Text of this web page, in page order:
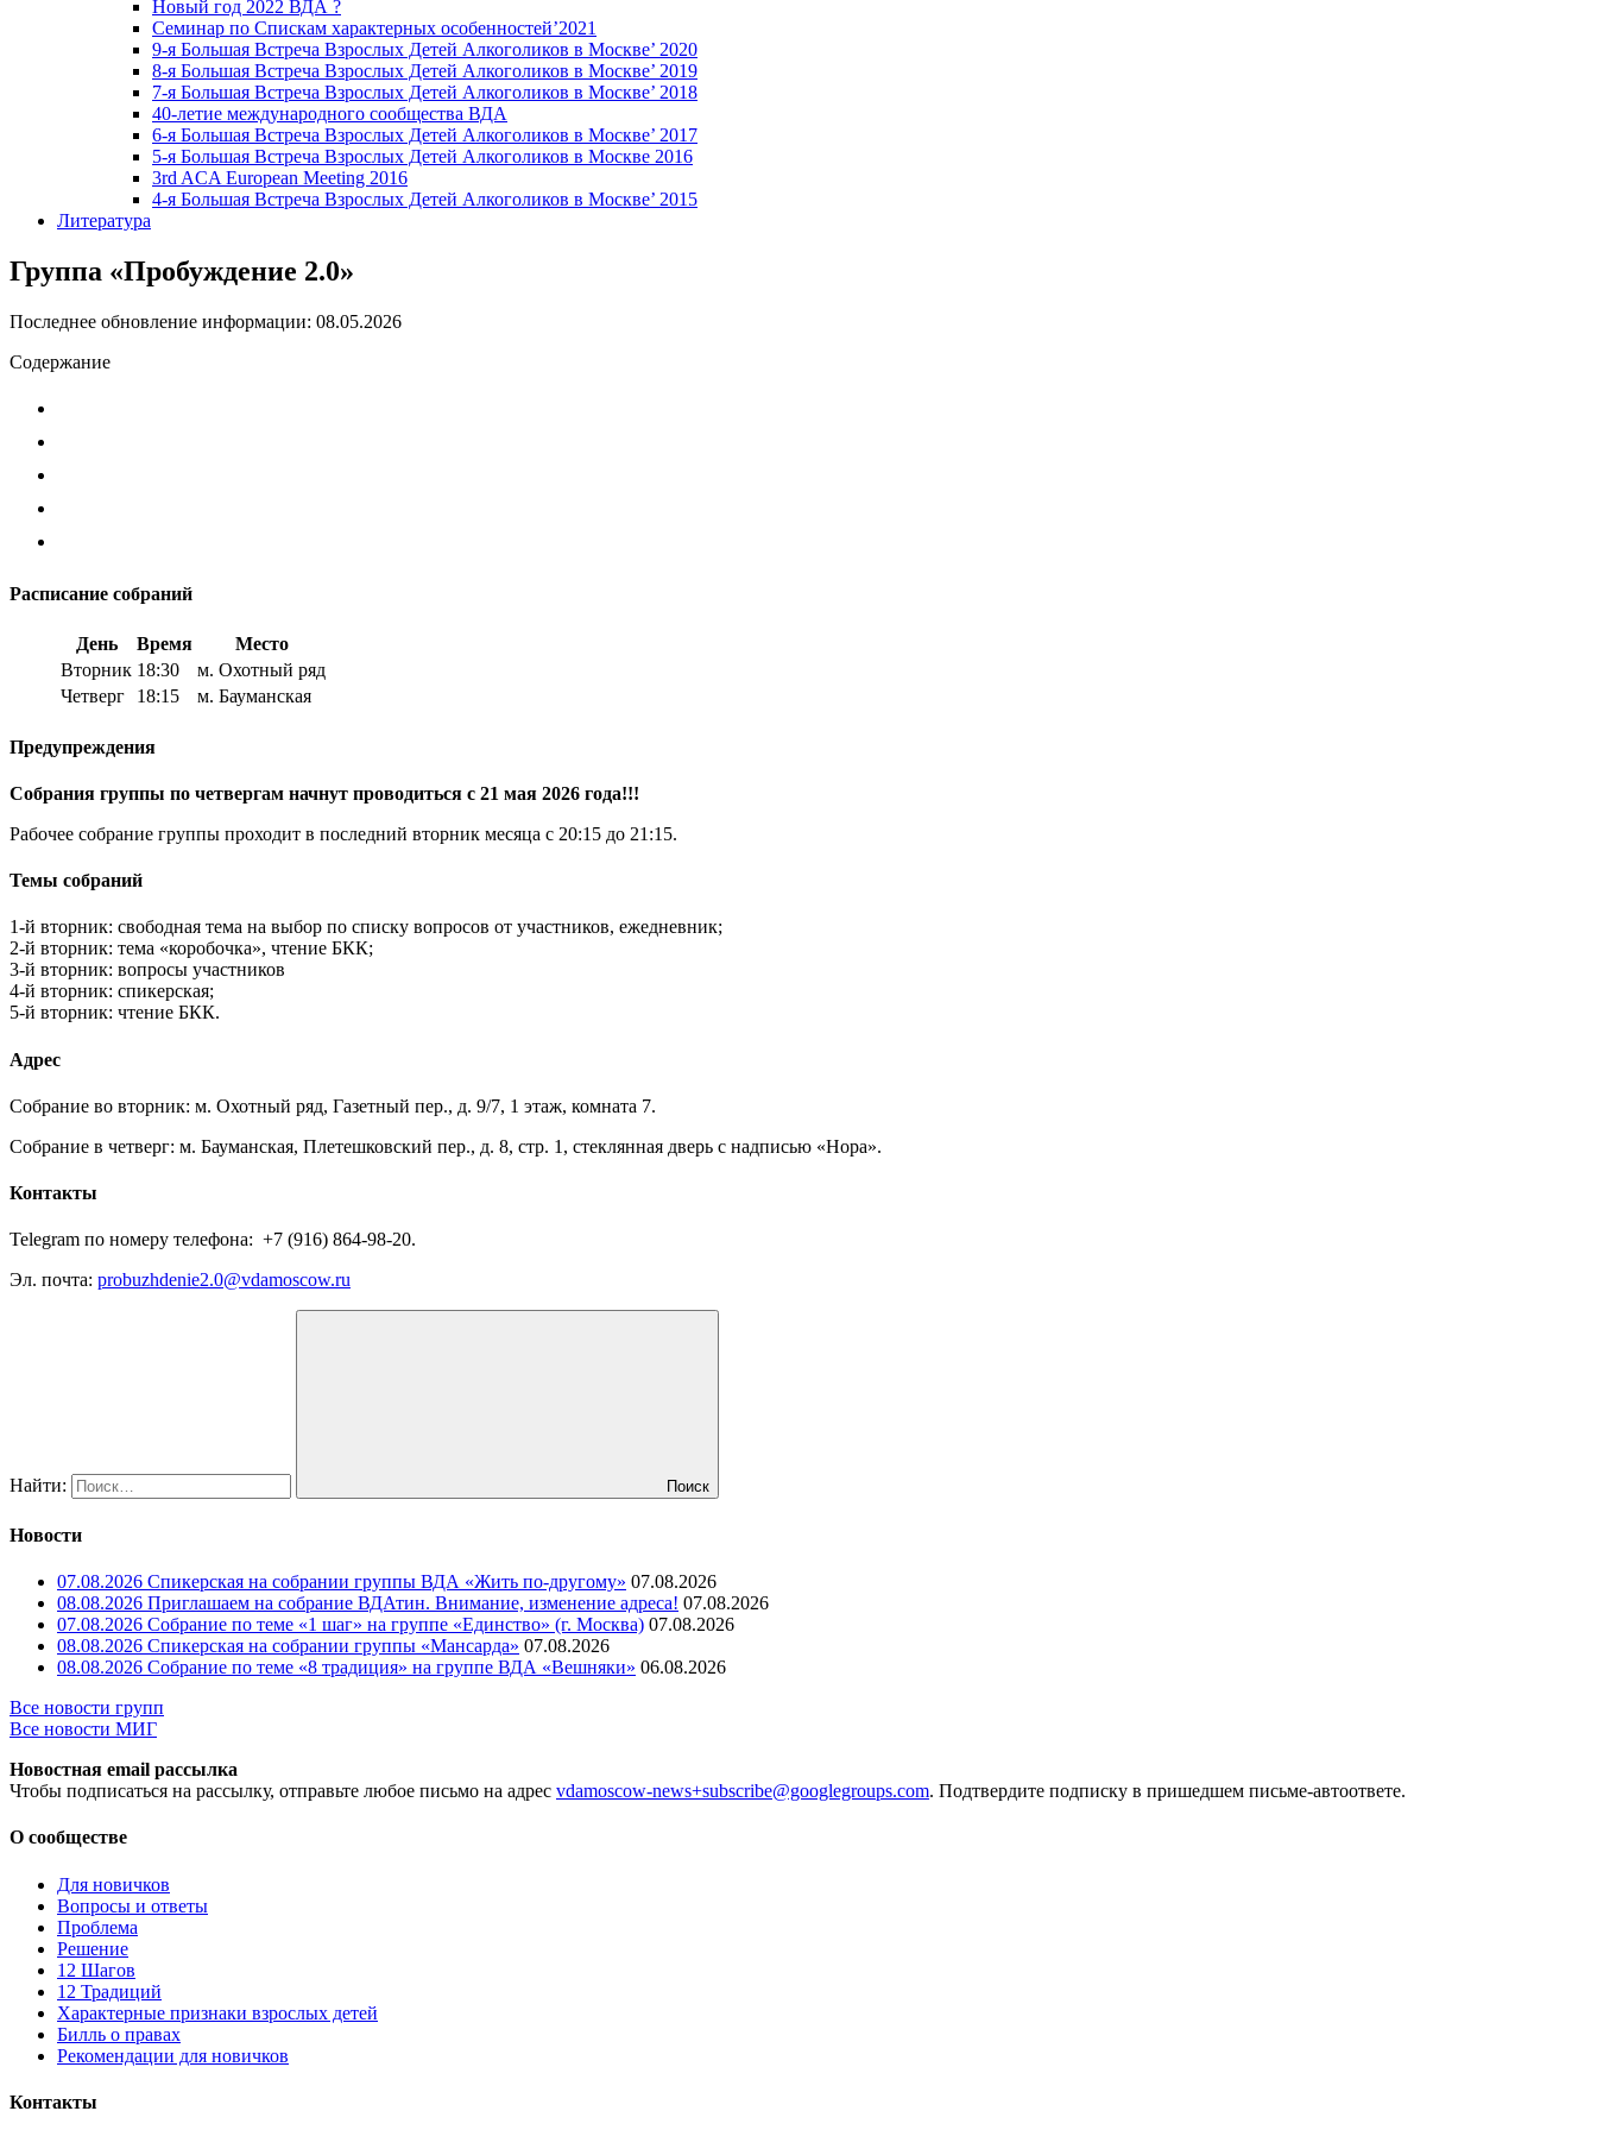
Новый год 2022 ВДА ?
Семинар по Спискам характерных особенностей’2021
9-я Большая Встреча Взрослых Детей Алкоголиков в Москве’ 2020
8-я Большая Встреча Взрослых Детей Алкоголиков в Москве’ 2019
7-я Большая Встреча Взрослых Детей Алкоголиков в Москве’ 2018
40-летие международного сообщества ВДА
6-я Большая Встреча Взрослых Детей Алкоголиков в Москве’ 2017
5-я Большая Встреча Взрослых Детей Алкоголиков в Москве 2016
3rd ACA European Meeting 2016
4-я Большая Встреча Взрослых Детей Алкоголиков в Москве’ 2015
Литература
Группа «Пробуждение 2.0»
Последнее обновление информации: 08.05.2026
Содержание
Расписание собраний
День Время
Место
Вторник 18:30
м. Охотный ряд
Четверг
18:15 м. Бауманская
Предупреждения
Собрания группы по четвергам начнут проводиться с 21 мая 2026 года!!!
Рабочее собрание группы проходит в последний вторник месяца с 20:15 до 21:15.
Темы собраний
1-й вторник: свободная тема на выбор по списку вопросов от участников, ежедневник;
2-й вторник: тема «коробочка», чтение БКК;
3-й вторник: вопросы участников
4-й вторник: спикерская;
5-й вторник: чтение БКК.
Адрес
Собрание во вторник: м. Охотный ряд, Газетный пер., д. 9/7, 1 этаж, комната 7.
Собрание в четверг: м. Бауманская, Плетешковский пер., д. 8, стр. 1, стеклянная дверь с надписью «Нора».
Контакты
Telegram по номеру телефона: ‪ +7 (916) 864-98-20.
Эл. почта: probuzhdenie2.0@vdamoscow.ru
Найти: Поиск
Новости
07.08.2026 Спикерская на собрании группы ВДА «Жить по-другому» 07.08.2026
08.08.2026 Приглашаем на собрание ВДАтин. Внимание, изменение адреса! 07.08.2026
07.08.2026 Собрание по теме «1 шаг» на группе «Единство» (г. Москва) 07.08.2026
08.08.2026 Спикерская на собрании группы «Мансарда» 07.08.2026
08.08.2026 Собрание по теме «8 традиция» на группе ВДА «Вешняки» 06.08.2026
Все новости групп
Все новости МИГ
Новостная email рассылка
Чтобы подписаться на рассылку, отправьте любое письмо на адрес vdamoscow-news+subscribe@googlegroups.com. Подтвердите подписку в пришедшем письме-автоответе.
О сообществе
Для новичков
Вопросы и ответы
Проблема
Решение
12 Шагов
12 Традиций
Xарактерные признаки взрослых детей
Билль о правах
Рекомендации для новичков
Контакты